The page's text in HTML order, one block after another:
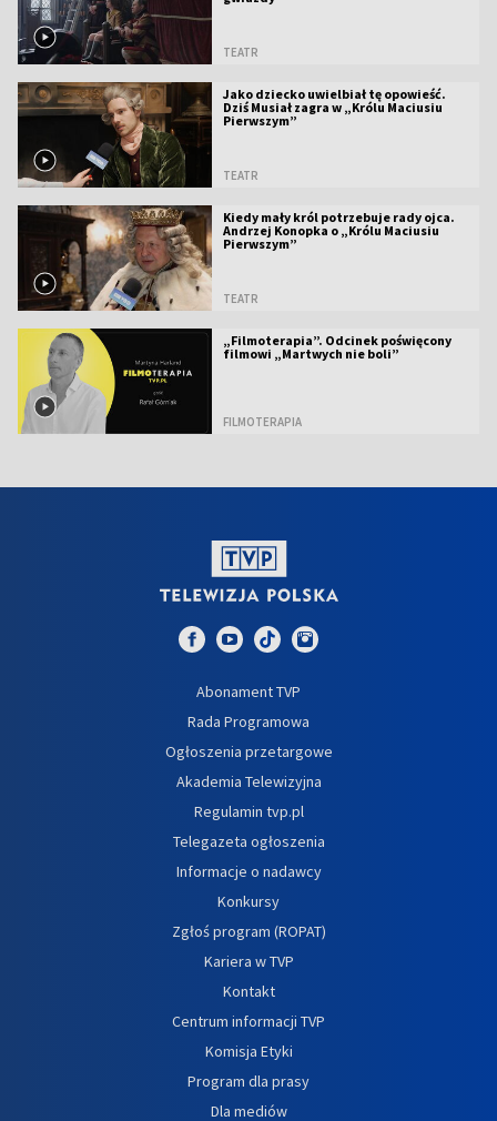
TEATR
Jako dziecko uwielbiał tę opowieść.
Dziś Musiał zagra w „Królu Maciusiu
Pierwszym”
TEATR
Kiedy mały król potrzebuje rady ojca.
Andrzej Konopka o „Królu Maciusiu
Pierwszym”
TEATR
„Filmoterapia”. Odcinek poświęcony
filmowi „Martwych nie boli”
FILMOTERAPIA
Abonament TVP
Rada Programowa
Ogłoszenia przetargowe
Akademia Telewizyjna
Regulamin tvp.pl
Telegazeta ogłoszenia
Informacje o nadawcy
Konkursy
Zgłoś program (ROPAT)
Kariera w TVP
Kontakt
Centrum informacji TVP
Komisja Etyki
Program dla prasy
Dla mediów